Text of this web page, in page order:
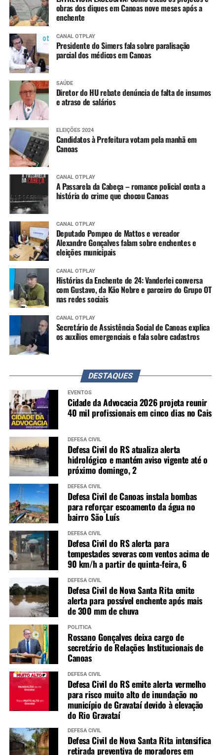
obras dos diques em Canoas nove meses após a
enchente
CANAL OTPLAY
Presidente do Simers fala sobre paralisação
parcial dos médicos em Canoas
SAÚDE
Diretor do HU rebate denúncia de falta de insumos
e atraso de salários
ELEIÇÕES 2024
Candidatos à Prefeitura votam pela manhã em
Canoas
CANAL OTPLAY
A Passarela da Cabeça – romance policial conta a
história do crime que chocou Canoas
CANAL OTPLAY
Deputado Pompeo de Mattos e vereador
Alexandre Gonçalves falam sobre enchentes e
eleições municipais
CANAL OTPLAY
Histórias da Enchente de 24: Vanderlei conversa
com Gustavo, da Kão Nobre e parceiro do Grupo OT
nas redes sociais
CANAL OTPLAY
Secretário de Assistência Social de Canoas explica
os auxílios emergenciais e fala sobre cadastros
DESTAQUES
EVENTOS
Cidade da Advocacia 2026 projeta reunir
40 mil profissionais em cinco dias no Cais
DEFESA CIVIL
Defesa Civil do RS atualiza alerta
hidrológico e mantém aviso vigente até o
próximo domingo, 2
DEFESA CIVIL
Defesa Civil de Canoas instala bombas
para reforçar escoamento da água no
bairro São Luís
DEFESA CIVIL
Defesa Civil do RS alerta para
tempestades severas com ventos acima de
90 km/h a partir de quinta-feira, 6
DEFESA CIVIL
Defesa Civil de Nova Santa Rita emite
alerta para possível enchente após mais
de 300 mm de chuva
POLÍTICA
Rossano Gonçalves deixa cargo de
secretário de Relações Institucionais de
Canoas
DEFESA CIVIL
Defesa Civil do RS emite alerta vermelho
para risco muito alto de inundação no
município de Gravataí devido à elevação
do Rio Gravataí
DEFESA CIVIL
Defesa Civil de Nova Santa Rita intensifica
retirada preventiva de moradores em